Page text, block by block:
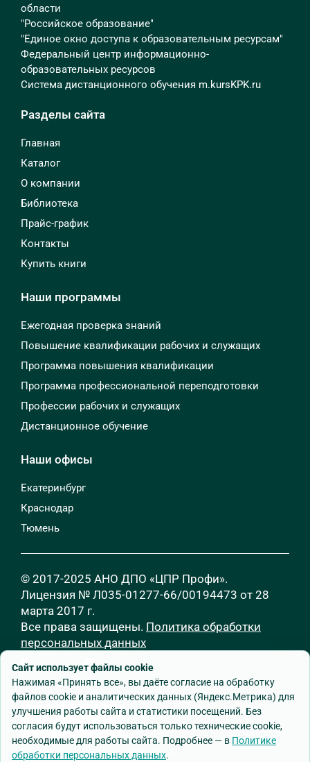
области
"Российское образование"
"Единое окно доступа к образовательным ресурсам"
Федеральный центр информационно-
образовательных ресурсов
Система дистанционного обучения m.kursKPK.ru
Разделы сайта
Главная
Каталог
О компании
Библиотека
Прайс-график
Контакты
Купить книги
Наши программы
Ежегодная проверка знаний
Повышение квалификации рабочих и служащих
Программа повышения квалификации
Программа профессиональной переподготовки
Профессии рабочих и служащих
Дистанционное обучение
Наши офисы
Екатеринбург
Краснодар
Тюмень
© 2017-2025 АНО ДПО «ЦПР Профи».
Лицензия № Л035-01277-66/00194473 от 28
марта 2017 г.
Все права защищены. Политика обработки
персональных данных
Разработка сайта—Godman.ru
Сайт использует файлы cookie
Нажимая «Принять все», вы даёте согласие на обработку
файлов cookie и аналитических данных (Яндекс.Метрика) для
улучшения работы сайта и статистики посещений. Без
согласия будут использоваться только технические cookie,
необходимые для работы сайта. Подробнее — в Политике
обработки персональных данных.